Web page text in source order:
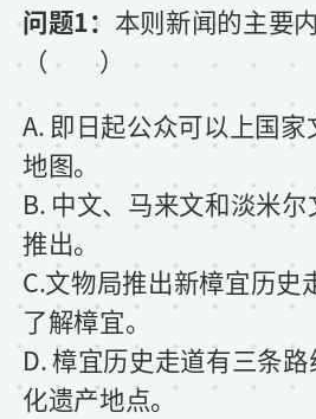
问题1： 本则新闻的主要
（ ）
A. 即日起公众可以上国
地图。
B. 中文、马来文和淡米
推出。
C.文物局推出新樟宜历史
了解樟宜。
D. 樟宜历史走道有三条
化遗产地点。